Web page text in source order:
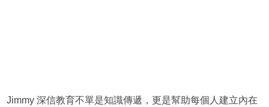
Jimmy 深信教育不單是知識傳遞，更是幫助每個人建立內在